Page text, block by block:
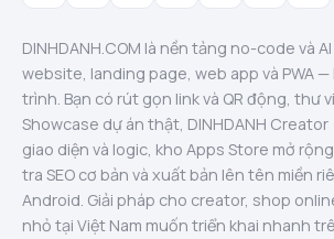
DINHDANH.COM là nền tảng no-code và
website, landing page, web app và PWA
trình. Bạn có rút gọn link và QR động, thư
Showcase dự án thật, DINHDANH
giao diện và logic, kho Apps Store mở
tra SEO cơ bản và xuất bản lên tên miền
Android. Giải pháp cho creator, shop
nhỏ tại Việt Nam muốn triển khai nhanh